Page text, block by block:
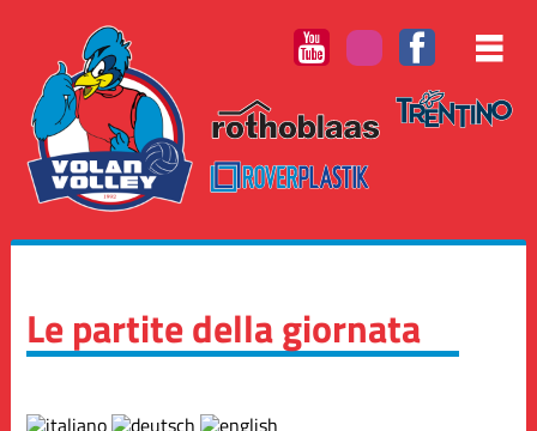
Le partite della giornata